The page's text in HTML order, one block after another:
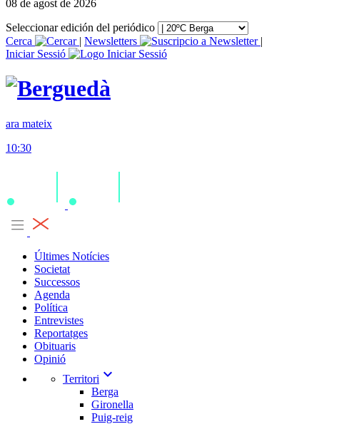
08 de agost de 2026
Seleccionar edición del periódico
Cerca
| Newsletters
|
Iniciar Sessió
ara mateix
10:30
Últimes Notícies
Societat
Successos
Agenda
Política
Entrevistes
Reportatges
Obituaris
Opinió
Territori expand_more
Berga
Gironella
Puig-reig